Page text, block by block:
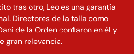
tras otro, Leo es una garantía
Directores de la talla como
de la Orden conﬁaron en él y
gran relevancia.